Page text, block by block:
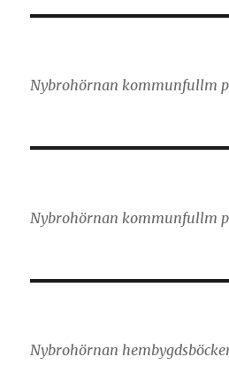
Nybrohörnan kommunfullm
Nybrohörnan kommunfullm
Nybrohörnan